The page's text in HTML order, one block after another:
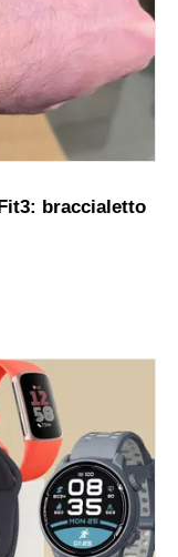
braccialetto